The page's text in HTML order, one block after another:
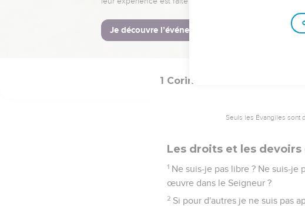
13 C'est pourquoi, si un aliment
1 Corinthiens
Seuls les Évangiles sont
Les droits et les devoirs
1 Ne suis-je pas libre ? Ne suis-je
œuvre dans le Seigneur ?
2 Si pour d'autres je ne suis pas